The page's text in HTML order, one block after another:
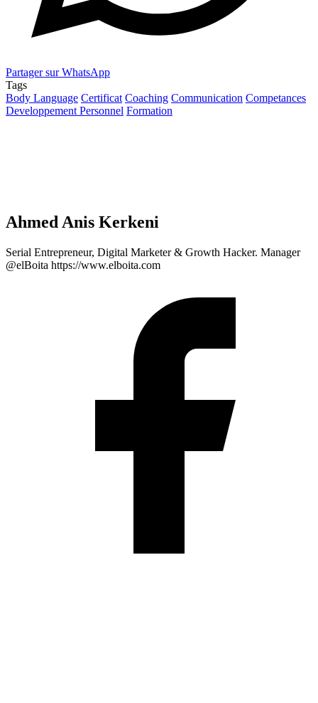
Partager sur WhatsApp
Tags
Body Language Certificat Coaching Communication Competances
Developpement Personnel Formation
Ahmed Anis Kerkeni
Serial Entrepreneur, Digital Marketer & Growth Hacker. Manager
@elBoita https://www.elboita.com